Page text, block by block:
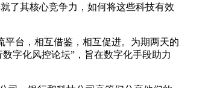
了其核心竞争力，如何将这些科技有效
台，相互借鉴，相互促进。为期两天的
字化风控论坛”，旨在数字化手段助力